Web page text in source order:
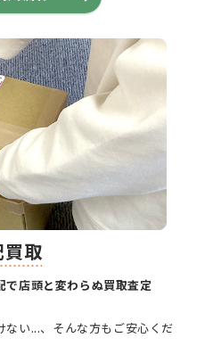
買取
で店頭と変わらぬ買取査定
い...、そんな方もご安心くだ